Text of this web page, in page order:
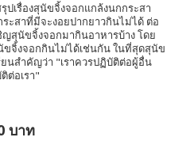
ปเรื่องสุนัขจิ้งจอกแกล้งนกกระสา
ะสาที่มีจะงอยปากยาวกินไม่ได้ ต่อ
ญสุนัขจิ้งจอกมากินอาหารบ้าง โดย
ขจิ้งจอกกินไม่ได้เช่นกัน ในที่สุดสุนัข
นสำคัญว่า "เราควรปฏิบัติต่อผู้อื่น
ต่อเรา"
บาท